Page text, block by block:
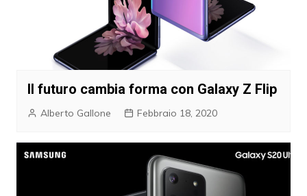
Il futuro cambia forma con Galaxy Z Flip
Alberto Gallone Febbraio 18, 2020